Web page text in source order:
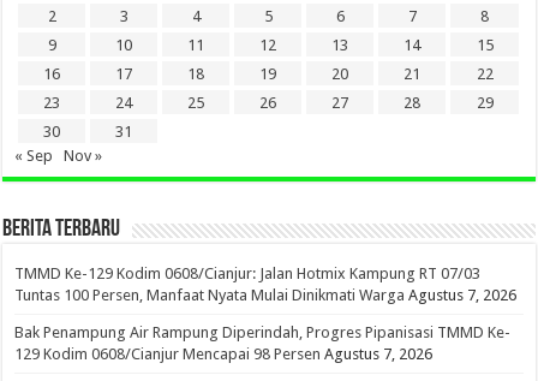
2
3 4 5 6 7
8
9
10 11 12 13 14
15
16
17 18 19 20 21
22
23
24 25 26 27 28
29
30
31
« Sep
Nov »
BERITA TERBARU
TMMD Ke-129 Kodim 0608/Cianjur: Jalan Hotmix Kampung RT 07/03
Tuntas 100 Persen, Manfaat Nyata Mulai Dinikmati Warga Agustus 7, 2026
Bak Penampung Air Rampung Diperindah, Progres Pipanisasi TMMD Ke-
129 Kodim 0608/Cianjur Mencapai 98 Persen Agustus 7, 2026